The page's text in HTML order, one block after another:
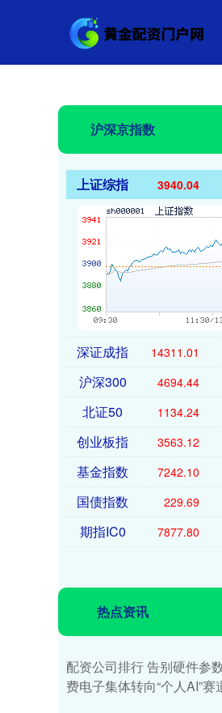
沪深京指数
上证综指 3940.04
深证成指 14311.01
沪深300 4694.44
北证50 1134.24
创业板指 3563.12
基金指数 7242.10
国债指数 229.69
期指IC0 7877.80
热点资讯
配资公司排行 告别硬件参
费电子集体转向“个人AI”赛